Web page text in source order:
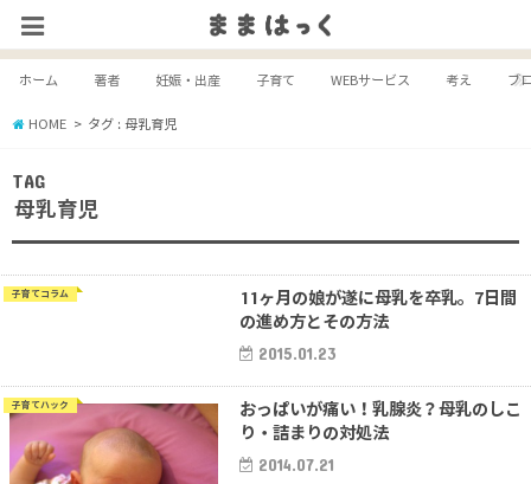
ホーム 著者 妊娠・出産 子育て WEBサービス 考え ブ
HOME タグ : 母乳育児
TAG
母乳育児
子育てコラム
11ヶ月の娘が遂に母乳を卒乳。7日間
の進め方とその方法
2015.01.23
子育てハック
おっぱいが痛い！乳腺炎？母乳のしこ
り・詰まりの対処法
2014.07.21